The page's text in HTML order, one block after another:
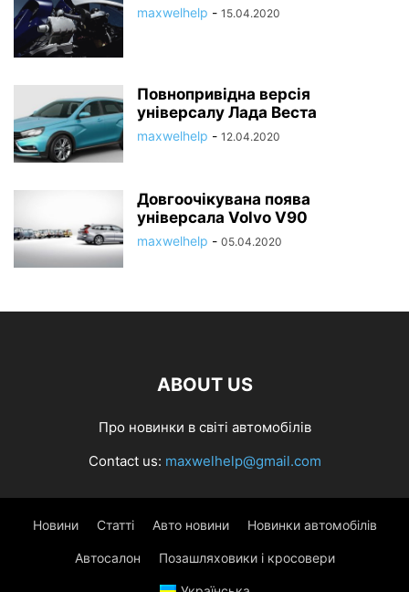
maxwelhelp - 15.04.2020
Повнопривідна версія
універсалу Лада Веста
maxwelhelp - 12.04.2020
Довгоочікувана поява
універсала Volvo V90
maxwelhelp - 05.04.2020
ABOUT US
Про новинки в світі автомобілів
Contact us: maxwelhelp@gmail.com
Новини Статті Авто новини Новинки автомобілів
Автосалон Позашляховики і кросовери